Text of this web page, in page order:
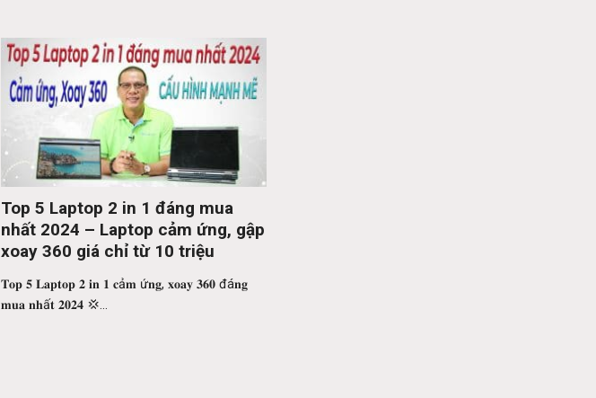
Top 5 Laptop 2 in 1 đáng mua
nhất 2024 – Laptop cảm ứng, gập
xoay 360 giá chỉ từ 10 triệu
𝐓𝐨𝐩 𝟓 𝐋𝐚𝐩𝐭𝐨𝐩 𝟐 𝐢𝐧 𝟏 𝐜ả𝐦 ứ𝐧𝐠, 𝐱𝐨𝐚𝐲 𝟑𝟔𝟎 đá𝐧𝐠
𝐦𝐮𝐚 𝐧𝐡ấ𝐭 𝟐𝟎𝟐𝟒 💢...